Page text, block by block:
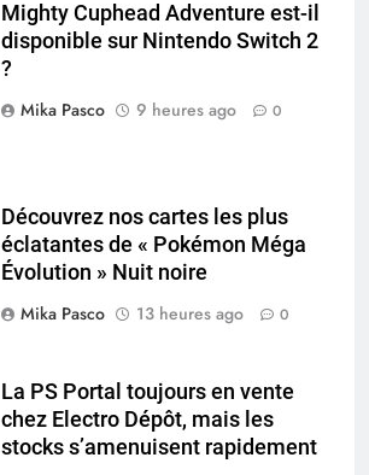
Mighty Cuphead Adventure est-il
disponible sur Nintendo Switch 2
?
Mika Pasco
9 heures ago 0
Découvrez nos cartes les plus
éclatantes de « Pokémon Méga
Évolution » Nuit noire
Mika Pasco
13 heures ago 0
La PS Portal toujours en vente
chez Electro Dépôt, mais les
stocks s’amenuisent rapidement